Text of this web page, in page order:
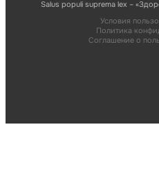
Salus populi suprema lex –
Условия
Политика
Соглашение о